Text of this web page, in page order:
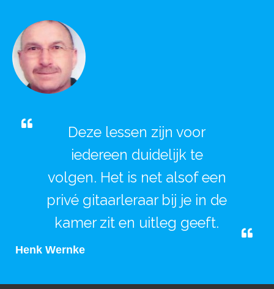
Deze lessen zijn voor
iedereen duidelijk te
volgen. Het is net alsof een
privé gitaarleraar bij je in de
kamer zit en uitleg geeft.
Henk Wernke